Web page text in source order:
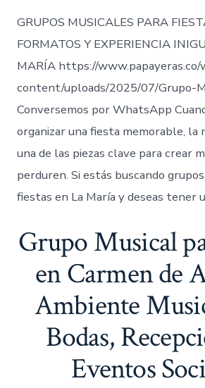
GRUPOS MUSICALES PARA
FORMATOS Y EXPERIENCIA
MARÍA https://www.papayeras.co/
content/uploads/2025/07/Grupo-
Conversemos por WhatsApp
organizar una fiesta memorable, la
una de las piezas clave para crear
perduren. Si estás buscando
fiestas en La María y deseas tener
Grupo Musical
en Carmen de
Ambiente
Bodas,
Eventos